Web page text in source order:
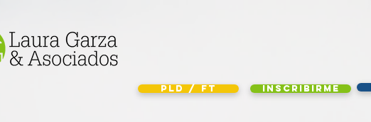
PLD / FT Inscribirme